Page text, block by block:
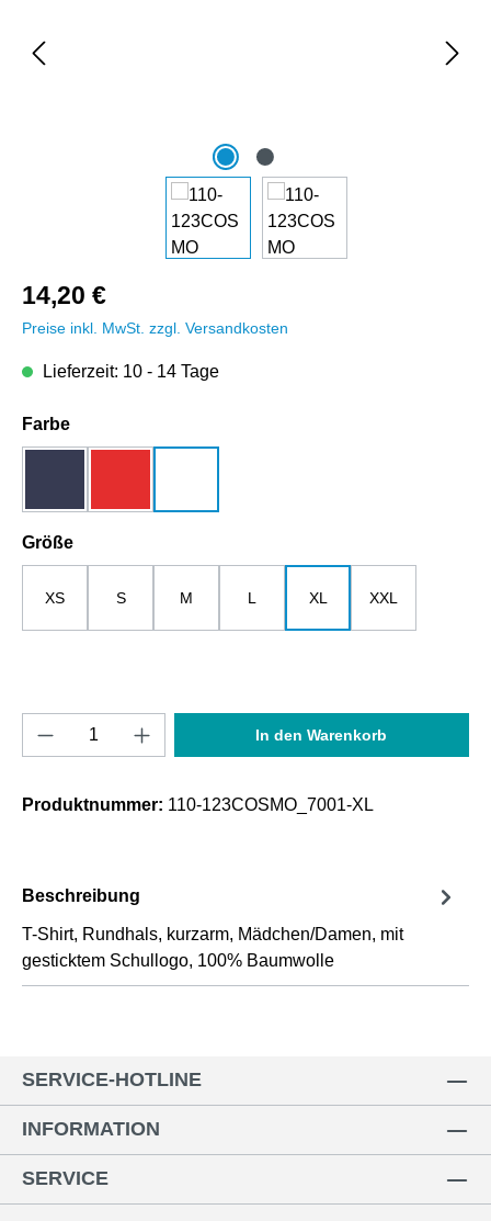
14,20 €
Preise inkl. MwSt. zzgl. Versandkosten
Lieferzeit: 10 - 14 Tage
Farbeauswählen
Größeauswählen
XS S M L XL XXL
Produkt Anzahl: Gib den gewünschten
In den Warenkorb
Produktnummer: 110-123COSMO_7001-XL
Beschreibung
T-Shirt, Rundhals, kurzarm, Mädchen/Damen, mit
gesticktem Schullogo, 100% Baumwolle
SERVICE-HOTLINE
INFORMATION
SERVICE